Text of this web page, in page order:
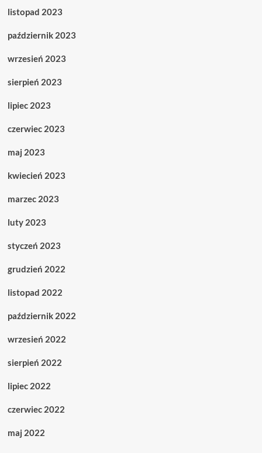
listopad 2023
październik 2023
wrzesień 2023
sierpień 2023
lipiec 2023
czerwiec 2023
maj 2023
kwiecień 2023
marzec 2023
luty 2023
styczeń 2023
grudzień 2022
listopad 2022
październik 2022
wrzesień 2022
sierpień 2022
lipiec 2022
czerwiec 2022
maj 2022